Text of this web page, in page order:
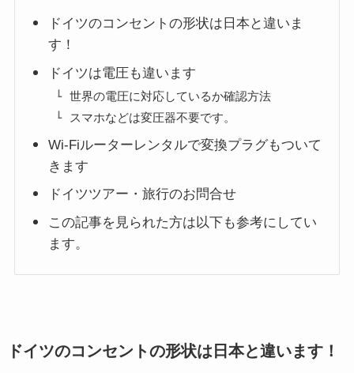
ドイツのコンセントの形状は日本と違いま
す！
ドイツは電圧も違います
世界の電圧に対応しているか確認方法
スマホなどは変圧器不要です。
Wi-Fiルーターレンタルで変換プラグもついて
きます
ドイツツアー・旅行のお問合せ
この記事を見られた方は以下も参考にしてい
ます。
ドイツのコンセントの形状は日本と違います！